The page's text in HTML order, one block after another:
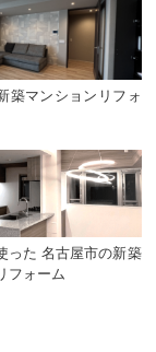
築マンションリフォ
った 名古屋市の新築
フォーム